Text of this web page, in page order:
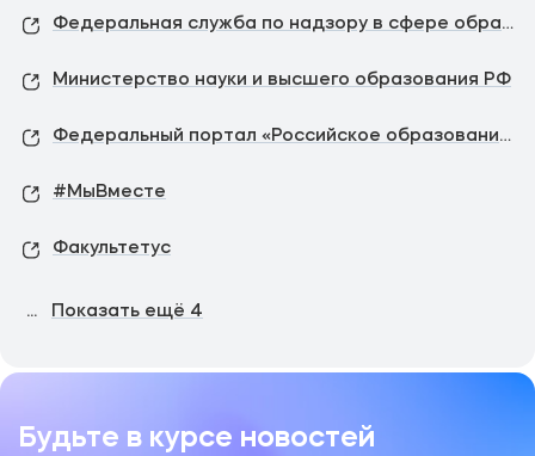
Федеральная служба по надзору в сфере образования и науки
Министерство науки и высшего образования РФ
Федеральный портал «Российское образование»
#МыВместе
Факультетус
... Показать ещё 4
Будьте в курсе новостей